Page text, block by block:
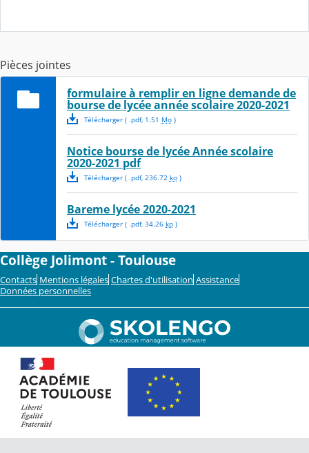
Pièces jointes
formulaire à remplir en ligne demande de
bourse de lycée année scolaire 2020-2021
Télécharger( .pdf, 1.51 Mo)
Notice bourse de lycée Année scolaire
2020-2021 pdf
Télécharger( .pdf, 236.72 ko)
Bareme lycée 2020-2021
Télécharger( .pdf, 34.26 ko)
Collège Jolimont - Toulouse
Contacts Mentions légales Chartes d'utilisation Assistance
Données personnelles